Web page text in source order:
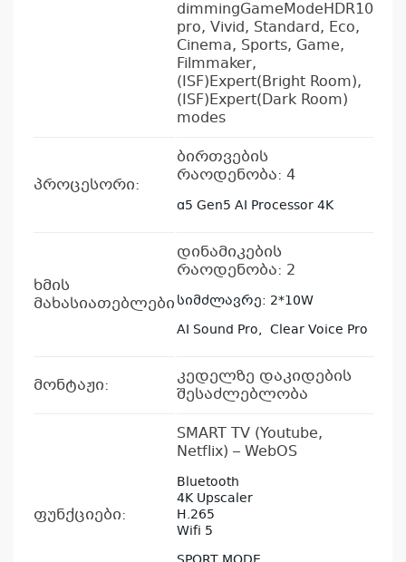
dimmingGameModeHDR10
pro, Vivid, Standard, Eco,
Cinema, Sports, Game,
Filmmaker,
(ISF)Expert(Bright Room),
(ISF)Expert(Dark Room)
modes
პროცესორი:
ბირთვების
რაოდენობა: 4
α5 Gen5 AI Processor 4K
ხმის
მახასიათებლები
დინამიკების
რაოდენობა: 2
სიმძლავრე: 2*10W
AI Sound Pro, Clear Voice Pro
მონტაჟი:
კედელზე დაკიდების
შესაძლებლობა
ფუნქციები:
SMART TV (Youtube,
Netflix) – WebOS
Bluetooth
4K Upscaler
H.265
Wifi 5